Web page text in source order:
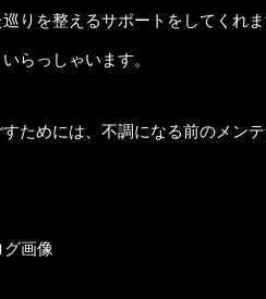
りを整えるサポートをしてくれ
らっしゃいます。
ためには、不調になる前のメン